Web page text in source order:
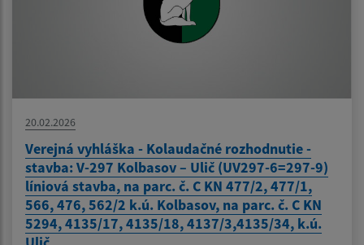
20.02.2026
Verejná vyhláška - Kolaudačné rozhodnutie -
stavba: V-297 Kolbasov – Ulič (UV297-6=297-9)
líniová stavba, na parc. č. C KN 477/2, 477/1,
566, 476, 562/2 k.ú. Kolbasov, na parc. č. C KN
5294, 4135/17, 4135/18, 4137/3,4135/34, k.ú.